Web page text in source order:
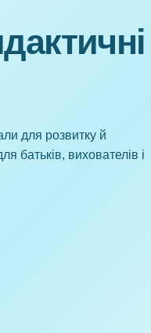
для розвитку й
батьків, вихователів і